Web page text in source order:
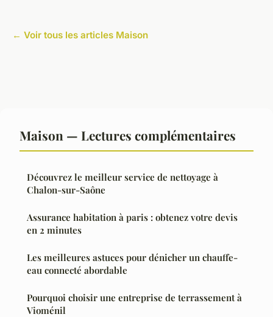
← Voir tous les articles Maison
Maison — Lectures complémentaires
Découvrez le meilleur service de nettoyage à
Chalon-sur-Saône
Assurance habitation à paris : obtenez votre devis
en 2 minutes
Les meilleures astuces pour dénicher un chauffe-
eau connecté abordable
Pourquoi choisir une entreprise de terrassement à
Vioménil